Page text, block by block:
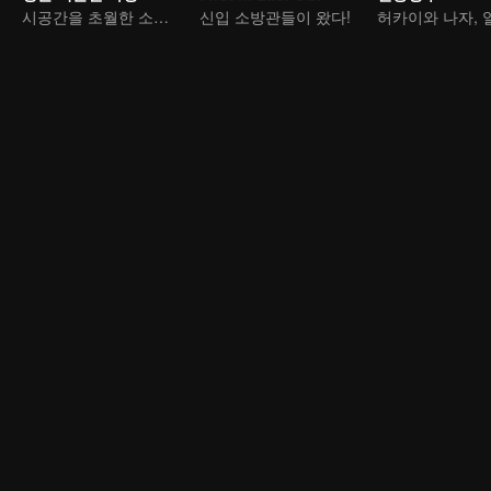
시공간을 초월한 소녀가 천왕에게 시집가 전투 한 번에 성을 기울이다
신입 소방관들이 왔다!